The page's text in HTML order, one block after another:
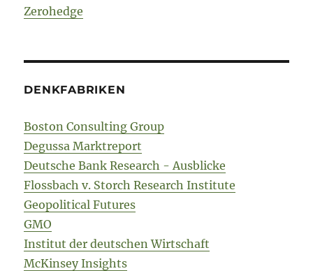
Zerohedge
DENKFABRIKEN
Boston Consulting Group
Degussa Marktreport
Deutsche Bank Research - Ausblicke
Flossbach v. Storch Research Institute
Geopolitical Futures
GMO
Institut der deutschen Wirtschaft
McKinsey Insights